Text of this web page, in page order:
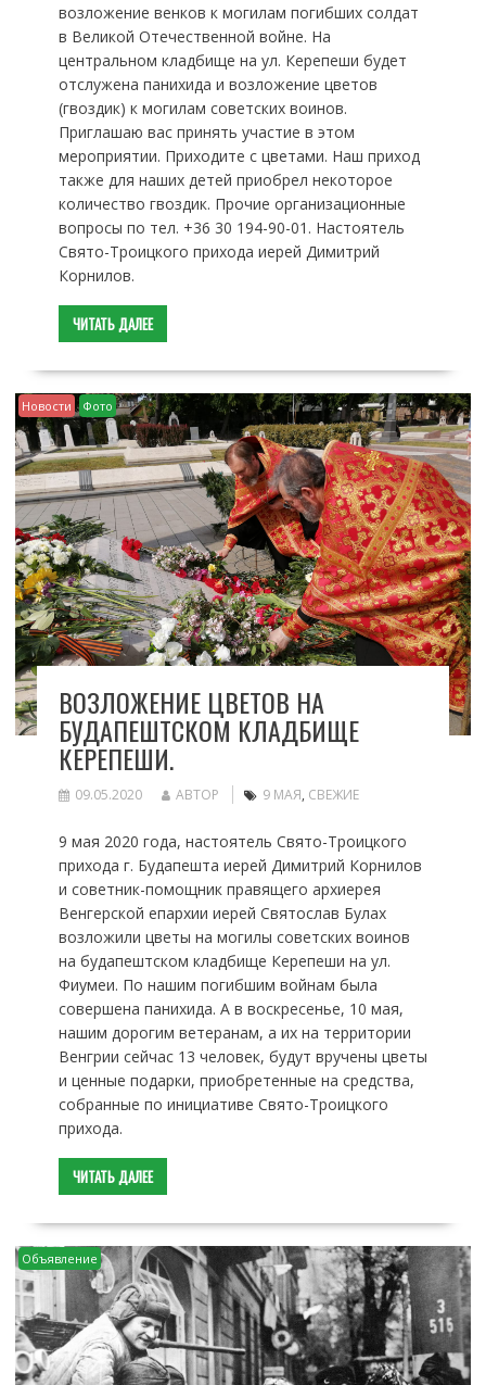
возложение венков к могилам погибших солдат
в Великой Отечественной войне. На
центральном кладбище на ул. Керепеши будет
отслужена панихида и возложение цветов
(гвоздик) к могилам советских воинов.
Приглашаю вас принять участие в этом
мероприятии. Приходите с цветами. Наш приход
также для наших детей приобрел некоторое
количество гвоздик. Прочие организационные
вопросы по тел. +36 30 194-90-01. Настоятель
Свято-Троицкого прихода иерей Димитрий
Корнилов.
ЧИТАТЬ ДАЛЕЕ
Новости Фото
ВОЗЛОЖЕНИЕ ЦВЕТОВ НА
БУДАПЕШТСКОМ КЛАДБИЩЕ
КЕРЕПЕШИ.
09.05.2020 АВТОР 9 МАЯ, СВЕЖИЕ
9 мая 2020 года, настоятель Свято-Троицкого
прихода г. Будапешта иерей Димитрий Корнилов
и советник-помощник правящего архиерея
Венгерской епархии иерей Святослав Булах
возложили цветы на могилы советских воинов
на будапештском кладбище Керепеши на ул.
Фиумеи. По нашим погибшим войнам была
совершена панихида. А в воскресенье, 10 мая,
нашим дорогим ветеранам, а их на территории
Венгрии сейчас 13 человек, будут вручены цветы
и ценные подарки, приобретенные на средства,
собранные по инициативе Свято-Троицкого
прихода.
ЧИТАТЬ ДАЛЕЕ
Объявление